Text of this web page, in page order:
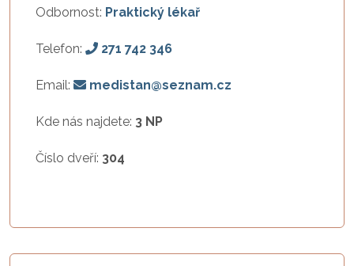
Odbornost: Praktický lékař
Telefon: 271 742 346
Email: medistan@seznam.cz
Kde nás najdete: 3 NP
Číslo dveří: 304